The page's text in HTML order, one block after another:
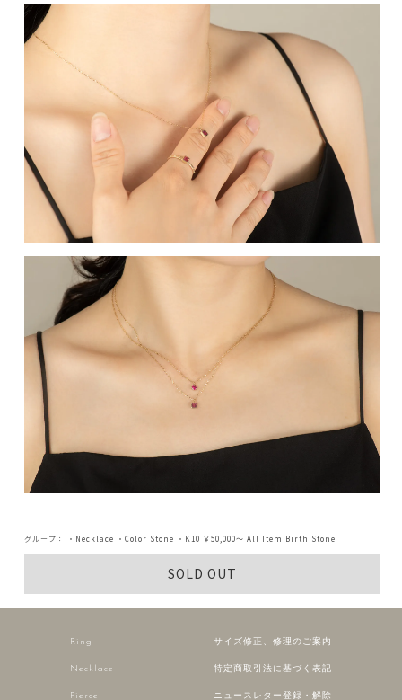
グループ： ・Necklace ・Color Stone ・K10 ￥50,000～ All Item Birth Stone
SOLD OUT
Ring
Necklace
Pierce
サイズ修正、修理のご案内
特定商取引法に基づく表記
ニュースレター登録・解除